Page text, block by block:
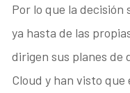
Por lo que la
ya hasta de las
dirigen sus planes de
Cloud y han visto que